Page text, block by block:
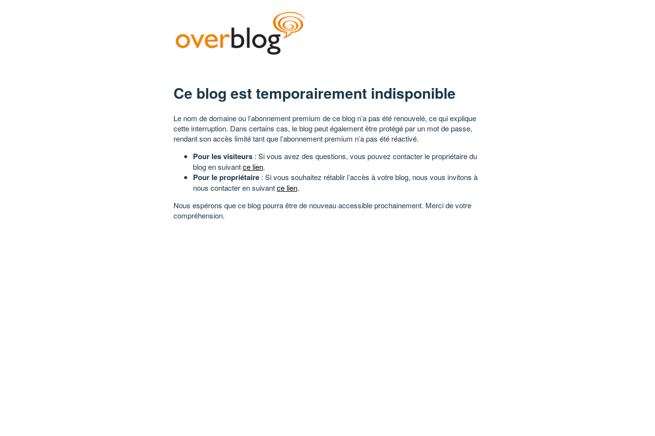
Ce blog est temporairement indisponible
Le nom de domaine ou l’abonnement premium de ce blog n’a pas été renouvelé, ce qui explique
cette interruption. Dans certains cas, le blog peut également être protégé par un mot de passe,
rendant son accès limité tant que l’abonnement premium n’a pas été réactivé.
Pour les visiteurs : Si vous avez des questions, vous pouvez contacter le propriétaire du
blog en suivantce lien.
Pour le propriétaire : Si vous souhaitez rétablir l’accès à votre blog, nous vous invitons à
nous contacter en suivantce lien.
Nous espérons que ce blog pourra être de nouveau accessible prochainement. Merci de votre
compréhension.